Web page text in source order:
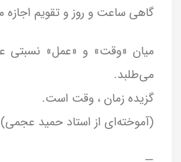
گاهی ساعت و روز و تقویم اجازه
میان «وقت» و «عمل» نسبتی
می‌طلبد.
گزیده زمان ، وقت است.
(آموخته‌ای از استاد حمید عجمی)